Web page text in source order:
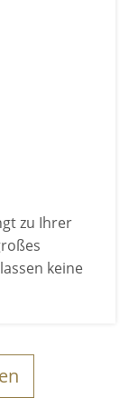
zu Ihrer
keine